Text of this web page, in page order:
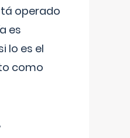
operado
es
lo es el
como